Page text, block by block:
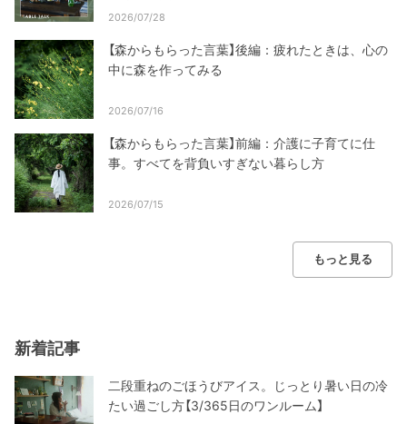
2026/07/28
【森からもらった言葉】後編：疲れたときは、心の
中に森を作ってみる
2026/07/16
【森からもらった言葉】前編：介護に子育てに仕
事。すべてを背負いすぎない暮らし方
2026/07/15
もっと見る
新着記事
二段重ねのごほうびアイス。じっとり暑い日の冷
たい過ごし方【3/365日のワンルーム】